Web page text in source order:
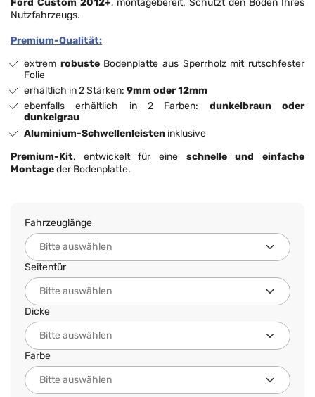
Nutzfahrzeugs.
Premium-Qualität:
extrem robusteBodenplatte aus Sperrholz mit rutschfester
Folie
erhältlich in 2 Stärken:9mm oder 12mm
ebenfalls erhältlich in 2 Farben: dunkelbraun oder
dunkelgrau
Aluminium-Schwellenleisten inklusive
Premium-Kit, entwickelt für eine schnelle und einfache
Montageder Bodenplatte.
Fahrzeuglänge
Seitentür
Dicke
Farbe